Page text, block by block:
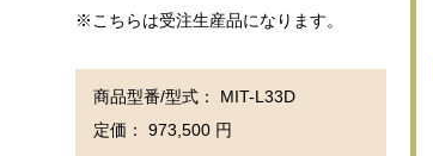
※こちらは受注生産品になります。
商品型番/型式： MIT-L33D
定価： 973,500 円